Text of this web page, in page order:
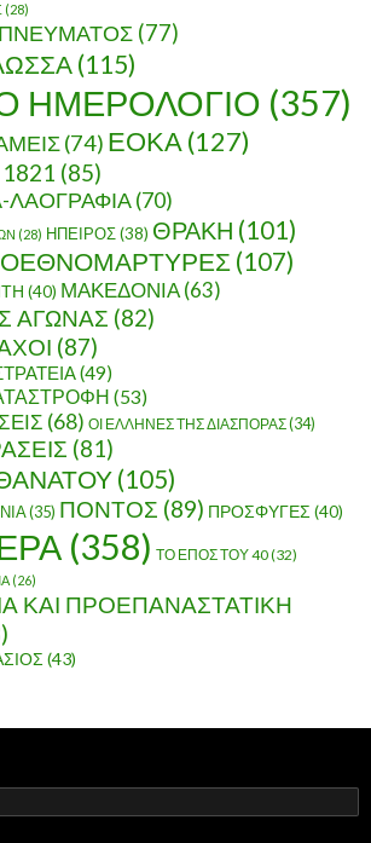
(28)
(77)
(115)
ΗΜΕΡΟΛΟΓΙΟ (357)
(74) ΕΟΚΑ (127)
(85)
ΛΑΟΓΡΑΦΙΑ(70)
(28) ΗΠΕΙΡΟΣ(38) ΘΡΑΚΗ (101)
(107)
(40) ΜΑΚΕΔΟΝΙΑ(63)
ΑΓΩΝΑΣ (82)
(87)
(49)
(53)
(68) ΟΙ ΕΛΛΗΝΕΣ ΤΗΣ ΔΙΑΣΠΟΡΑΣ(34)
(81)
ΘΑΝΑΤΟΥ (105)
(35) ΠΟΝΤΟΣ (89) ΠΡΟΣΦΥΓΕΣ (40)
(358) ΤΟ ΕΠΟΣ ΤΟΥ 40(32)
(26)
ΚΑΙ ΠΡΟΕΠΑΝΑΣΤΑΤΙΚΗ
(43)